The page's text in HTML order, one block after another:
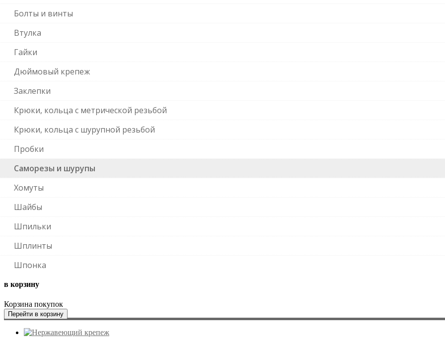
Болты и винты
Втулка
Гайки
Дюймовый крепеж
Заклепки
Крюки, кольца с метрической резьбой
Крюки, кольца с шурупной резьбой
Пробки
Саморезы и шурупы
Хомуты
Шайбы
Шпильки
Шплинты
Шпонка
в корзину
Корзина покупок
Перейти в корзину